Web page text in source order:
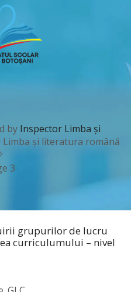
by Inspector Limba și
și literatura română
3
grupurilor de lucru
curriculumului – nivel